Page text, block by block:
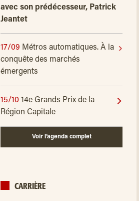
avec son prédécesseur, Patrick
Jeantet
17/09 Métros automatiques. À la
conquête des marchés
émergents
15/10 14e Grands Prix de la
Région Capitale
Voir l’agenda complet
CARRIÈRE